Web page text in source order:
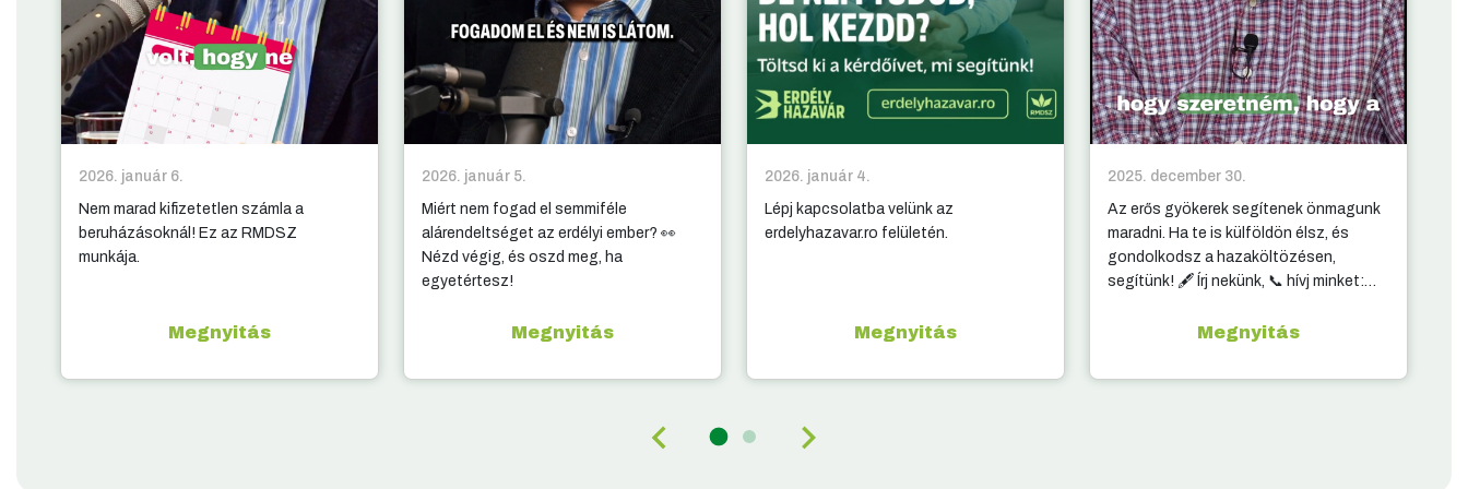
2026. január 6.
Nem marad kifizetetlen számla a
beruházásoknál! Ez az RMDSZ
munkája.
Megnyitás
2026. január 5.
Miért nem fogad el semmiféle
alárendeltséget az erdélyi ember? 👀
Nézd végig, és oszd meg, ha
egyetértesz!
Megnyitás
2026. január 4.
Lépj kapcsolatba velünk az
erdelyhazavar.ro felületén.
Megnyitás
2025. december 30.
Az erős gyökerek segítenek önmagunk
maradni. Ha te is külföldön élsz, és
gondolkodsz a hazaköltözésen,
segítünk! 🖋️ Írj nekünk, 📞 hívj minket:
Megnyitás